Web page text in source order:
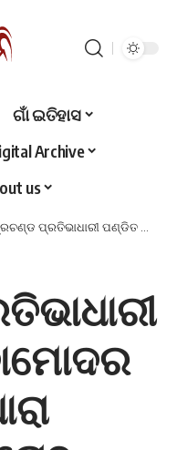
ଗାଁ ଇତିହାସ
Archive
us
ପ୍ରତିଭାଧାରୀ ପଣ୍ଡିତ ଡ଼ଃ ଦାମୋଦର ହୋତା ଓ ତ୍ରିଧାରା ସଙ୍ଗୀତ ସମାରୋହ (ଶ୍ରଦ୍ଧାଞ୍ଜଳି)